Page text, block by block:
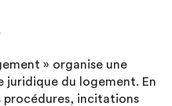
» organise une
juridique du logement. En
incitations